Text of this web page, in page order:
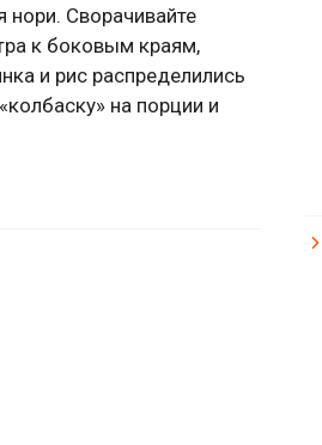
нори. Сворачивайте
к боковым краям,
и рис распределились
на порции и